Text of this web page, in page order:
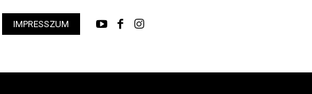
– főkönyvelő
IMPRESSZUM